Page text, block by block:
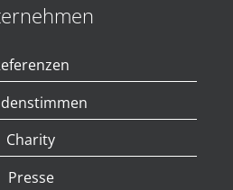
Charity
Presse